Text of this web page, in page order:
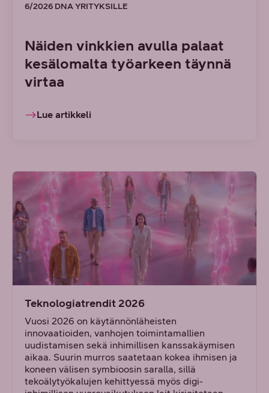
6/2026 DNA YRITYKSILLE
Näiden vinkkien avulla palaat
kesälomalta työarkeen täynnä
virtaa
Lue artikkeli
Teknologiatrendit 2026
Vuosi 2026 on käytännönläheisten
innovaatioiden, vanhojen toimintamallien
uudistamisen sekä inhimillisen kanssakäymisen
aikaa. Suurin murros saatetaan kokea ihmisen ja
koneen välisen symbioosin saralla, sillä
tekoälytyökalujen kehittyessä myös digi-